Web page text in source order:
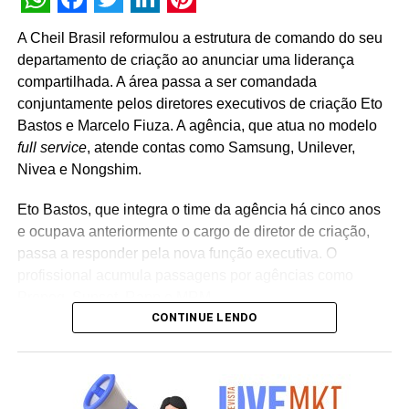
WhatsApp
Facebook
Twitter
LinkedIn
Pinterest
A Cheil Brasil reformulou a estrutura de comando do seu
departamento de criação ao anunciar uma liderança
compartilhada. A área passa a ser comandada
conjuntamente pelos diretores executivos de criação Eto
Bastos e Marcelo Fiuza. A agência, que atua no modelo
full service, atende contas como Samsung, Unilever,
Nivea e Nongshim.
Eto Bastos, que integra o time da agência há cinco anos
e ocupava anteriormente o cargo de diretor de criação,
passa a responder pela nova função executiva. O
Já Marcelo Fiuza retorna à Cheil Brasil para assumir o
casa entre 2023 e 2025. Em sua trajetória corporativa,
Fiuza reúne experiência em operações publicitárias como
CONTINUE LENDO